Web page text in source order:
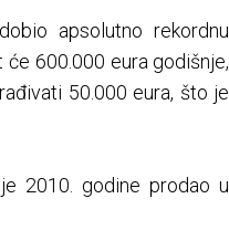
apsolutno rekordnu
600.000 eura godišnje,
50.000 eura, što je
2010. godine prodao u